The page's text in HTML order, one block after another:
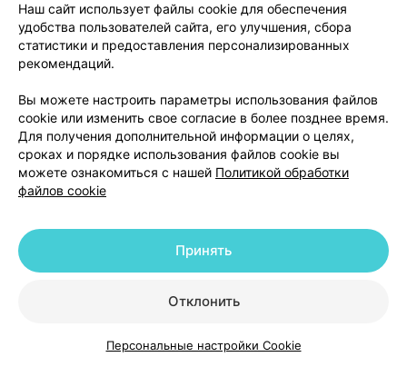
КаталогКорзинаИзбранноеПрофиль
Фармтехнология, Беларусь •без рецепта
Инструкция
Где купить В корзину
Бетагистин, таблетки, 8 мг×30
БЗМП
5,39 — 8,54 р.
Показать еще
Наш сайт использует файлы cookie для обеспечения
удобства пользователей сайта, его улучшения, сбора
статистики и предоставления персонализированных
рекомендаций.
Вы можете настроить параметры использования файлов
cookie или изменить свое согласие в более позднее время.
Для получения дополнительной информации о целях,
сроках и порядке использования файлов cookie вы
можете ознакомиться с нашей Политикой обработки
файлов cookie
Отклонить
Принять
Персональные настройки Cookie